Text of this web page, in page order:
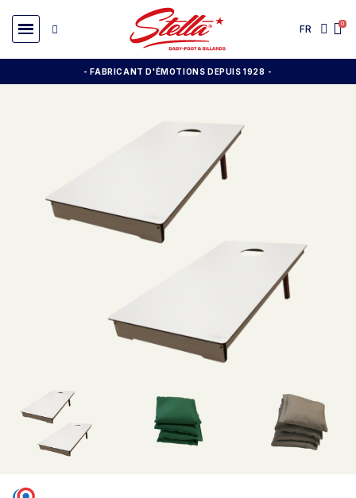
FR
- FABRICANT D'ÉMOTIONS DEPUIS 1928 -